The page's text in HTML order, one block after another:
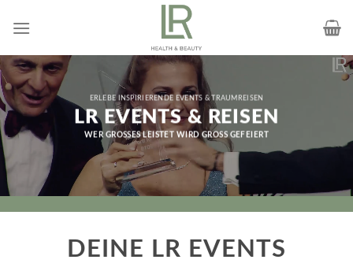
ERLEBE INSPIRIERENDE EVENTS & TRAUMREISEN
LR EVENTS & REISEN
WER GROSSES LEISTET WIRD GROSS GEFEIERT
DEINE LR EVENTS